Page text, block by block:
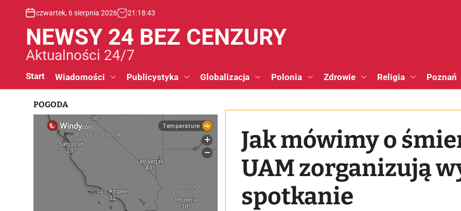
czwartek, 6 sierpnia 2026 21 :18:44
NEWSY 24 BEZ CENZURY
Aktualności 24/7
Start Wiadomości Publicystyka Globalizacja Polonia Zdrowie Religia Poznań
Jak mówimy o
UAM zorganizują
spotkanie
POGODA